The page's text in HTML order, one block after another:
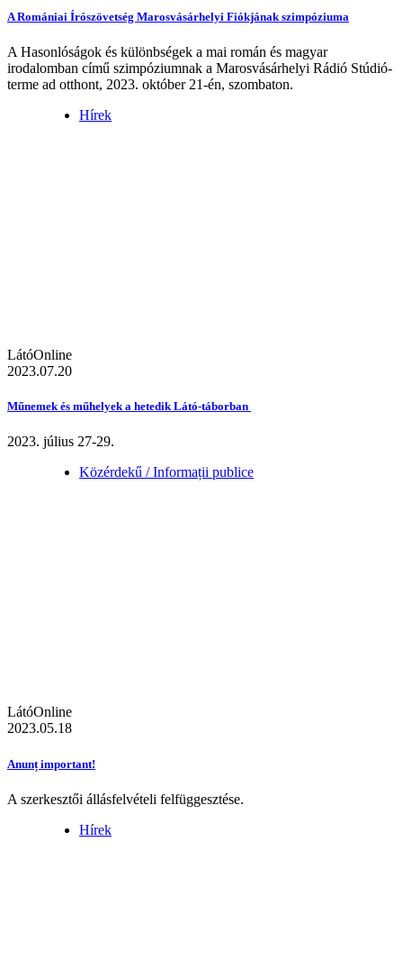
A Romániai Írószövetség Marosvásárhelyi Fiókjának szimpóziuma
A Hasonlóságok és különbségek a mai román és magyar
irodalomban című szimpóziumnak a Marosvásárhelyi Rádió Stúdió-
terme ad otthont, 2023. október 21-én, szombaton.
Hírek
LátóOnline
2023.07.20
Műnemek és műhelyek a hetedik Látó-táborban
2023. július 27-29.
Közérdekű / Informații publice
LátóOnline
2023.05.18
Anunț important!
A szerkesztői állásfelvételi felfüggesztése.
Hírek